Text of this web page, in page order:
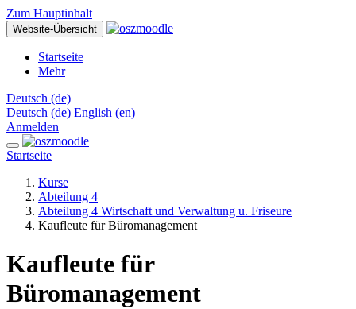
Zum Hauptinhalt
Website-Übersicht
Startseite
Mehr
Deutsch ‎(de)‎
Deutsch ‎(de)‎ English ‎(en)‎
Anmelden
Startseite
Kurse
Abteilung 4
Abteilung 4 Wirtschaft und Verwaltung u. Friseure
Kaufleute für Büromanagement
Kaufleute für
Büromanagement